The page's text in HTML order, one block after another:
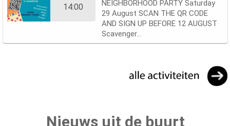
14:00
NEIGHBORHOOD PARTY Saturday
29 August SCAN THE QR CODE
AND SIGN UP BEFORE 12 AUGUST
Scavenger...
Nieuws uit de buurt